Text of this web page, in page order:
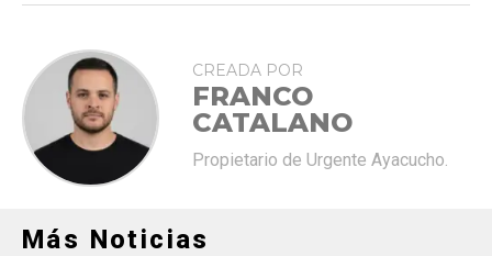
CREADA POR
FRANCO
CATALANO
Propietario de Urgente Ayacucho.
Más Noticias